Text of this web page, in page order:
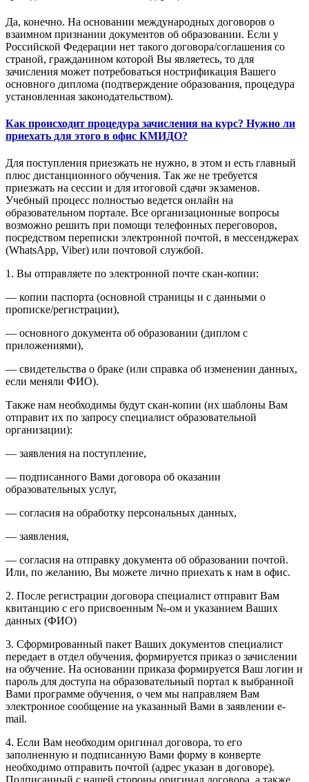
Да, конечно. На основании международных договоров о
взаимном признании документов об образовании. Если у
Российской Федерации нет такого договора/соглашения со
страной, гражданином которой Вы являетесь, то для
зачисления может потребоваться нострификация Вашего
основного диплома (подтверждение образования, процедура
установленная законодательством).
Как происходит процедура зачисления на курс? Нужно ли
приехать для этого в офис КМИДО?
Для поступления приезжать не нужно, в этом и есть главный
плюс дистанционного обучения. Так же не требуется
приезжать на сессии и для итоговой сдачи экзаменов.
Учебный процесс полностью ведется онлайн на
образовательном портале. Все организационные вопросы
возможно решить при помощи телефонных переговоров,
посредством переписки электронной почтой, в мессенджерах
(WhatsApp, Viber) или почтовой службой.
1. Вы отправляете по электронной почте скан-копии:
— копии паспорта (основной страницы и с данными о
прописке/регистрации),
— основного документа об образовании (диплом с
приложениями),
— свидетельства о браке (или справка об изменении данных,
если меняли ФИО).
Также нам необходимы будут скан-копии (их шаблоны Вам
отправит их по запросу специалист образовательной
организации):
— заявления на поступление,
— подписанного Вами договора об оказании
образовательных услуг,
— согласия на обработку персональных данных,
— заявления,
— согласия на отправку документа об образовании почтой.
Или, по желанию, Вы можете лично приехать к нам в офис.
2. После регистрации договора специалист отправит Вам
квитанцию с его присвоенным №-ом и указанием Ваших
данных (ФИО)
3. Сформированный пакет Ваших документов специалист
передает в отдел обучения, формируется приказ о зачислении
на обучение. На основании приказа формируется Ваш логин и
пароль для доступа на образовательный портал к выбранной
Вами программе обучения, о чем мы направляем Вам
электронное сообщение на указанный Вами в заявлении e-
mail.
4. Если Вам необходим оригинал договора, то его
заполненную и подписанную Вами форму в конверте
необходимо отправить почтой (адрес указан в договоре).